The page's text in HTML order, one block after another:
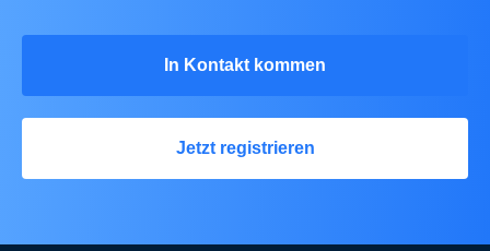
In Kontakt kommen
Jetzt registrieren